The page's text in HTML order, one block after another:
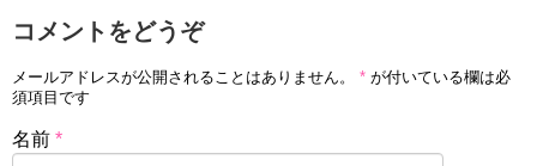
コメントをどうぞ
メールアドレスが公開されることはありません。 * が付いている欄は必
須項目です
名前 *